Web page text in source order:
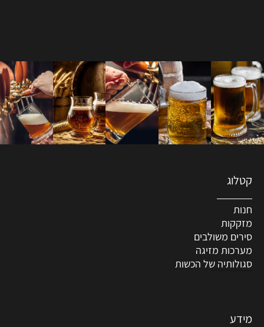
קטלוג
חנות
מזקקות
סירים משולבים
מערכות מזיגה
סגולותיה של הכשות
מידע